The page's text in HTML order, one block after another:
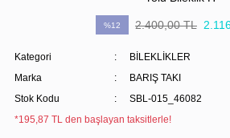
%12 2.400,00 TL
Kategori
BİLEKLİKLER
Marka
BARIŞ TAKI
Stok Kodu
SBL-015_46082
*195,87 TL den başlayan taksitlerle!